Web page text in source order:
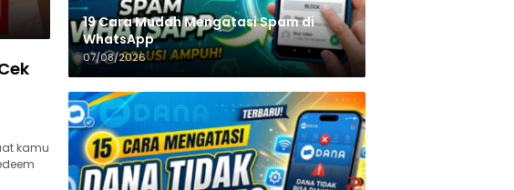
kamu
19 Cara Mudah Mengatasi Spam di
WhatsApp
07/08/2026